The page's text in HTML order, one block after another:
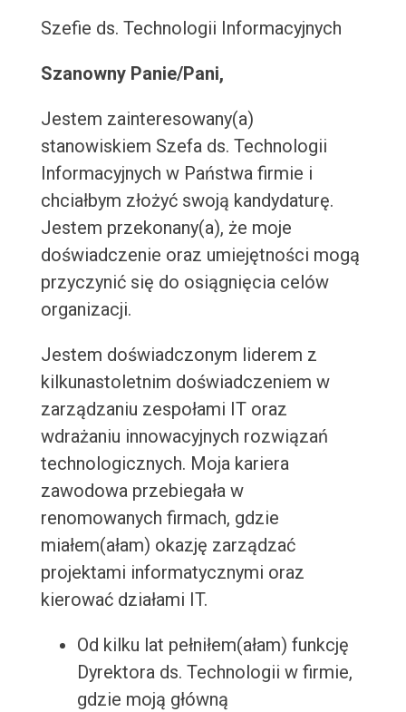
Szefie ds. Technologii Informacyjnych
Szanowny Panie/Pani,
Jestem zainteresowany(a)
stanowiskiem Szefa ds. Technologii
Informacyjnych w Państwa firmie i
chciałbym złożyć swoją kandydaturę.
Jestem przekonany(a), że moje
doświadczenie oraz umiejętności mogą
przyczynić się do osiągnięcia celów
organizacji.
Jestem doświadczonym liderem z
kilkunastoletnim doświadczeniem w
zarządzaniu zespołami IT oraz
wdrażaniu innowacyjnych rozwiązań
technologicznych. Moja kariera
zawodowa przebiegała w
renomowanych firmach, gdzie
miałem(ałam) okazję zarządzać
projektami informatycznymi oraz
kierować działami IT.
Od kilku lat pełniłem(ałam) funkcję
Dyrektora ds. Technologii w firmie,
gdzie moją główną